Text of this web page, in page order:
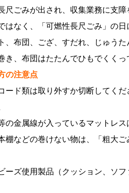
尺ごみが出され、収集業務に支
はなく、「可燃性長尺ごみ」の日
、布団、ござ、すだれ、じゅう
、布団はたたんでひもでくくっ
の注意点
ド類は取り外すか切断してくだ
金属線が入っているマットレス
などの巻けない物は、「粗大ご
ーズ使用製品（クッション、ソ